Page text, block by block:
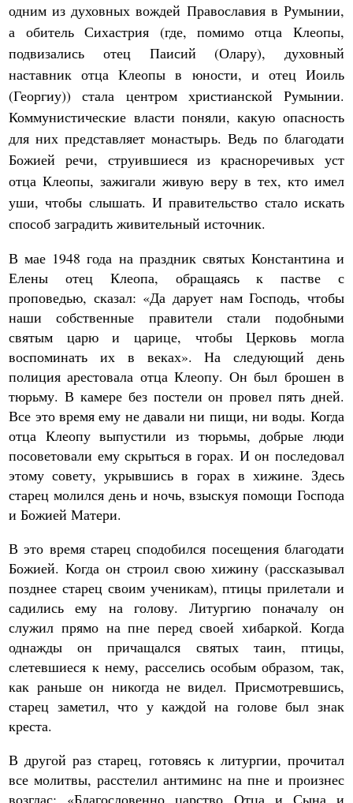
одним из духовных вождей Православия в Румынии,
а обитель Сихастрия (где, помимо отца Клеопы,
подвизались отец Паисий (Олару), духовный
наставник отца Клеопы в юности, и отец Иоиль
(Георгиу)) стала центром христианской Румынии.
Коммунистические власти поняли, какую опасность
для них представляет монастырь. Ведь по благодати
Божией речи, струившиеся из красноречивых уст
отца Клеопы, зажигали живую веру в тех, кто имел
уши, чтобы слышать. И правительство стало искать
способ заградить живительный источник.
В мае 1948 года на праздник святых Константина и
Елены отец Клеопа, обращаясь к пастве с
проповедью, сказал: «Да дарует нам Господь, чтобы
наши собственные правители стали подобными
святым царю и царице, чтобы Церковь могла
воспоминать их в веках». На следующий день
полиция арестовала отца Клеопу. Он был брошен в
тюрьму. В камере без постели он провел пять дней.
Все это время ему не давали ни пищи, ни воды. Когда
отца Клеопу выпустили из тюрьмы, добрые люди
посоветовали ему скрыться в горах. И он последовал
этому совету, укрывшись в горах в хижине. Здесь
старец молился день и ночь, взыскуя помощи Господа
и Божией Матери.
В это время старец сподобился посещения благодати
Божией. Когда он строил свою хижину (рассказывал
позднее старец своим ученикам), птицы прилетали и
садились ему на голову. Литургию поначалу он
служил прямо на пне перед своей хибаркой. Когда
однажды он причащался святых таин, птицы,
слетевшиеся к нему, расселись особым образом, так,
как раньше он никогда не видел. Присмотревшись,
старец заметил, что у каждой на голове был знак
креста.
В другой раз старец, готовясь к литургии, прочитал
все молитвы, расстелил антиминс на пне и произнес